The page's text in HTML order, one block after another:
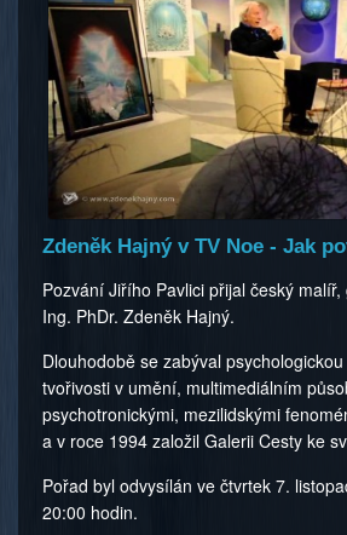
Zdeněk Hajný v TV Noe - Jak
Pozvání Jiřího Pavlici přijal český
Ing. PhDr. Zdeněk Hajný.
Dlouhodobě se zabýval
tvořivosti v umění, multimediálním
psychotronickými, mezilidskými
a v roce 1994 založil Galerii Cesty ke
Pořad byl odvysílán ve čtvrtek 7.
20:00 hodin.